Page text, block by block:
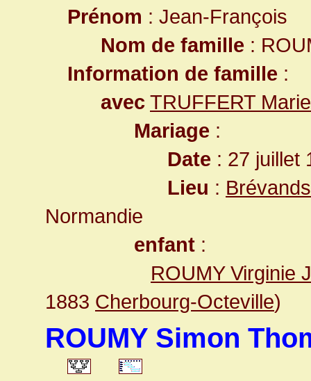
Prénom : Jean-François
Nom de famille :
Information de famille :
avec TRUFFERT
Mariage :
Date : 27 juillet
Lieu :
Normandie
enfant :
ROUMY Virginie
1883 Cherbourg-Octeville)
ROUMY Simon